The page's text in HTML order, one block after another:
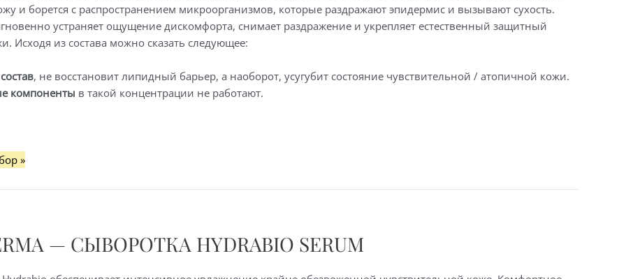
и борется с распространением микроорганизмов, которые раздражают эпидермис и вызывают сухость.
устраняет ощущение дискомфорта, снимает раздражение и укрепляет естественный защитный
Исходя из состава можно сказать следующее:
, не восстановит липидный барьер, а наоборот, усугубит состояние чувствительной / атопичной кожи.
компоненты в такой концентрации не работают.
»
— СЫВОРОТКА HYDRABIO SERUM